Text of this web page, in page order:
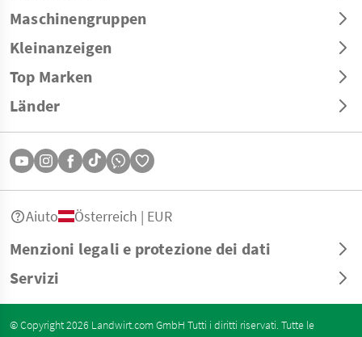
Maschinengruppen
Kleinanzeigen
Top Marken
Länder
Menzioni legali e protezione dei dati
Servizi
Aiuto Österreich | EUR
© Copyright 2026 Landwirt.com GmbH Tutti i diritti riservati. Tutte le